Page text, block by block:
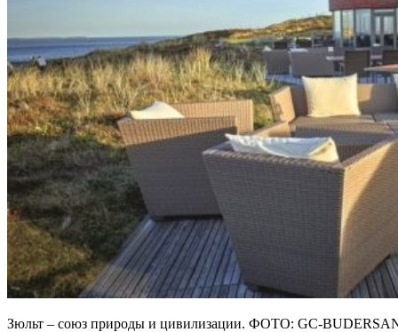
Зюльт – союз природы и цивилизации. ФОТО: GC-